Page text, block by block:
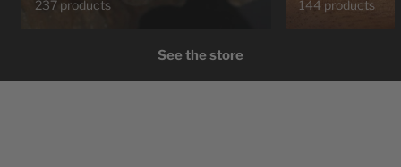
237 products 144 products
See the store